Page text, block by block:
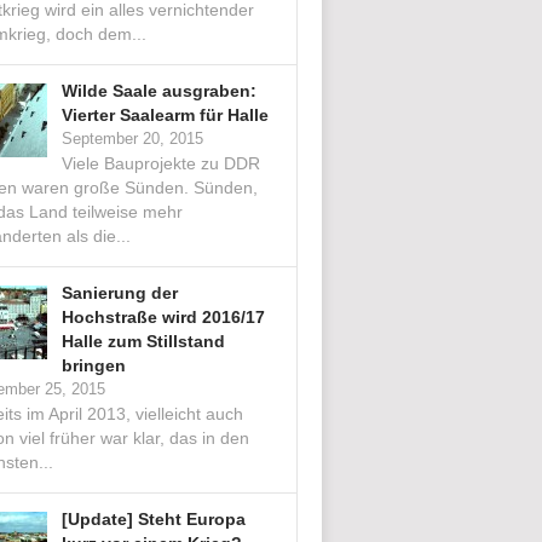
wird ein alles vernichtender
doch dem...
Wilde Saale ausgraben:
Vierter Saalearm für Halle
September 20, 2015
Viele Bauprojekte zu DDR
waren große Sünden. Sünden,
Land teilweise mehr
als die...
Sanierung der
Hochstraße wird 2016/17
Halle zum Stillstand
bringen
25, 2015
im April 2013, vielleicht auch
viel früher war klar, das in den
[Update] Steht Europa